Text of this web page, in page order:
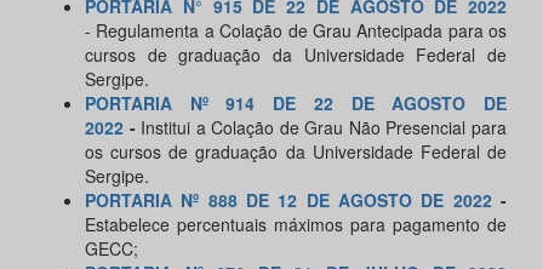
PORTARIA N° 915 DE 22 DE AGOSTO DE 2022
- Regulamenta a Colação de Grau Antecipada para os
cursos de graduação da Universidade Federal de
Sergipe.
PORTARIA Nº 914 DE 22 DE AGOSTO DE
2022 - Institui a Colação de Grau Não Presencial para
os cursos de graduação da Universidade Federal de
Sergipe.
PORTARIA Nº 888 DE 12 DE AGOSTO DE 2022 -
Estabelece percentuais máximos para pagamento de
GECC;